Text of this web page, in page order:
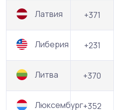
Латвия +371
Либерия +231
Литва +370
Люксембург+352